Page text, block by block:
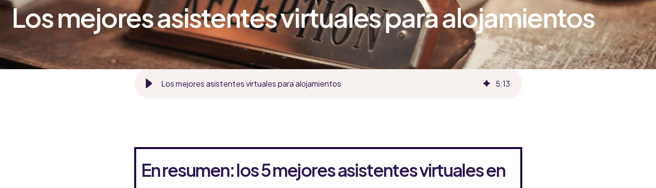
Los mejores asistentes virtuales para alojamientos
Los mejores asistentes virtuales para alojamientos 5:13
En resumen: los 5 mejores asistentes virtuales en